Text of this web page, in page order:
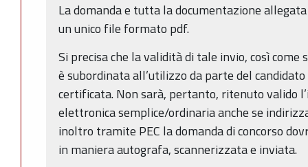
La domanda e tutta la documentazione
un unico file formato pdf.
Si precisa che la validità di tale invio, così
è subordinata all’utilizzo da parte del
certificata. Non sarà, pertanto, ritenuto valido
elettronica semplice/ordinaria anche se
inoltro tramite PEC la domanda di concorso
in maniera autografa, scannerizzata e inviata.